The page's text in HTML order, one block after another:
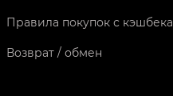
Правила покупок с кэшбека
Возврат / обмен